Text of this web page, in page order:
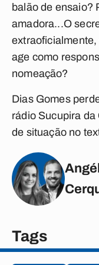
balão de ensaio?
amadora...O
extraoficialmente,
age como
nomeação?
Dias Gomes
rádio Sucupira
de situação no
Tags